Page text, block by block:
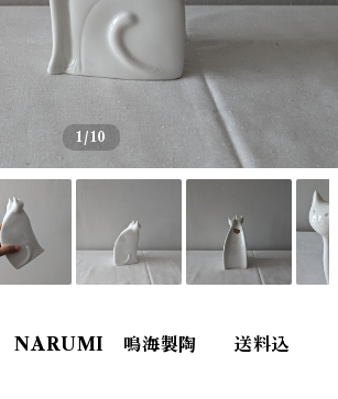
1/10
NARUMI 鳴海製陶 送料込